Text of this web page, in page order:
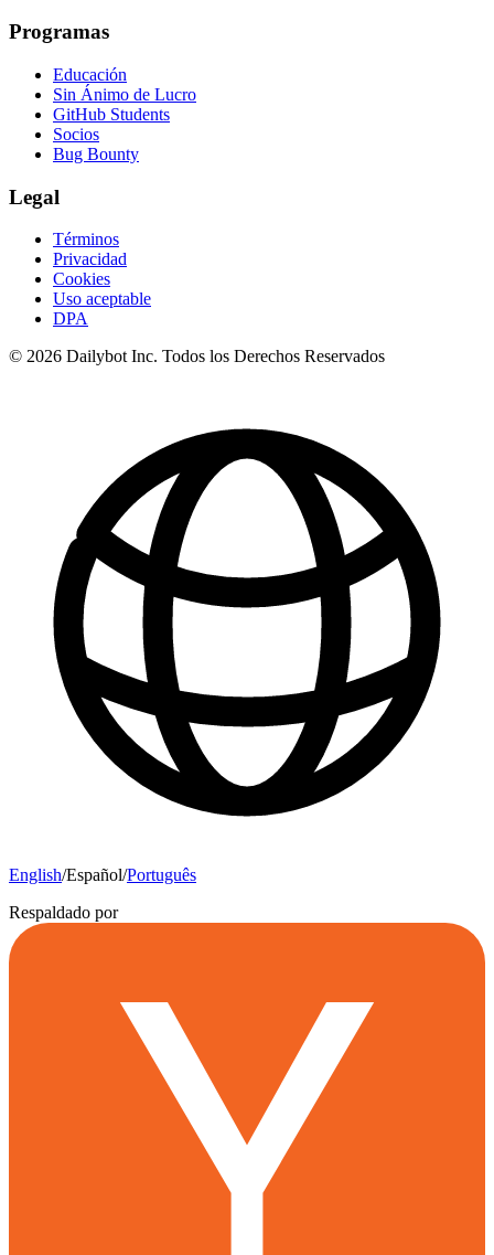
Programas
Educación
Sin Ánimo de Lucro
GitHub Students
Socios
Bug Bounty
Legal
Términos
Privacidad
Cookies
Uso aceptable
DPA
© 2026 Dailybot Inc. Todos los Derechos Reservados
English/Español/Português
Respaldado por